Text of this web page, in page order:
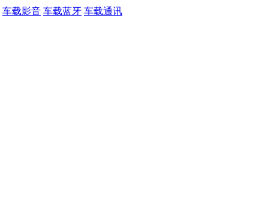
车载影音 车载蓝牙 车载通讯